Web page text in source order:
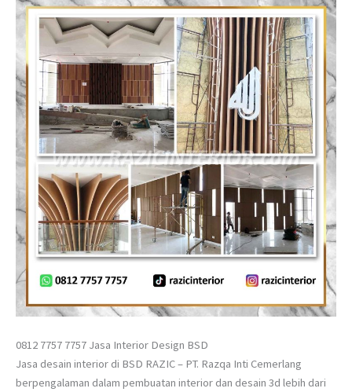
0812 7757 7757 Jasa Interior Design BSD
Jasa desain interior di BSD RAZIC – PT. Razqa Inti Cemerlang
berpengalaman dalam pembuatan interior dan desain 3d lebih dari